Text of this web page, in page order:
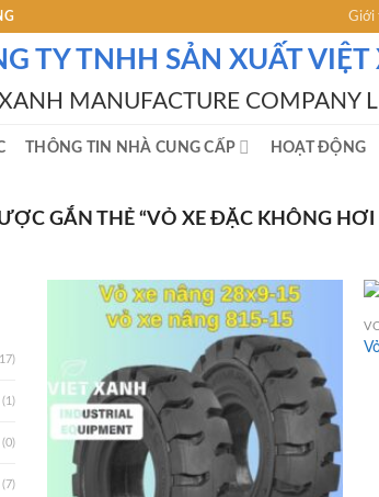
Giới
TY TNHH SẢN XUẤT VIỆT
MANUFACTURE COMPANY
THÔNG TIN NHÀ CUNG CẤP HOẠT ĐỘNG
GẮN THẺ “VỎ XE ĐẶC KHÔNG HƠI
(1)
(0)
(7)